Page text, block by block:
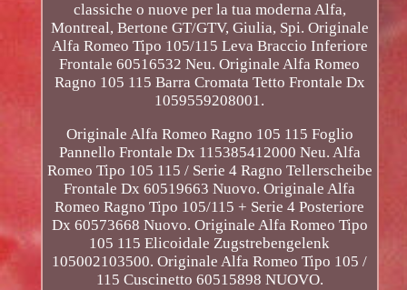
classiche o nuove per la tua moderna Alfa,
Montreal, Bertone GT/GTV, Giulia, Spi. Originale
Alfa Romeo Tipo 105/115 Leva Braccio Inferiore
Frontale 60516532 Neu. Originale Alfa Romeo
Ragno 105 115 Barra Cromata Tetto Frontale Dx
1059559208001.
Originale Alfa Romeo Ragno 105 115 Foglio
Pannello Frontale Dx 115385412000 Neu. Alfa
Romeo Tipo 105 115 / Serie 4 Ragno Tellerscheibe
Frontale Dx 60519663 Nuovo. Originale Alfa
Romeo Ragno Tipo 105/115 + Serie 4 Posteriore
Dx 60573668 Nuovo. Originale Alfa Romeo Tipo
105 115 Elicoidale Zugstrebengelenk
105002103500. Originale Alfa Romeo Tipo 105 /
115 Cuscinetto 60515898 NUOVO.